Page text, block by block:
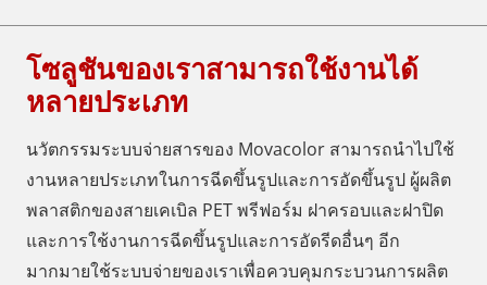
โซลูชันของเราสามารถใช้งานได้
หลายประเภท
นวัตกรรมระบบจ่ายสารของ Movacolor สามารถนำไปใช้
งานหลายประเภทในการฉีดขึ้นรูปและการอัดขึ้นรูป ผู้ผลิต
พลาสติกของสายเคเบิล PET พรีฟอร์ม ฝาครอบและฝาปิด
และการใช้งานการฉีดขึ้นรูปและการอัดรีดอื่นๆ อีก
มากมายใช้ระบบจ่ายของเราเพื่อควบคุมกระบวนการผลิต